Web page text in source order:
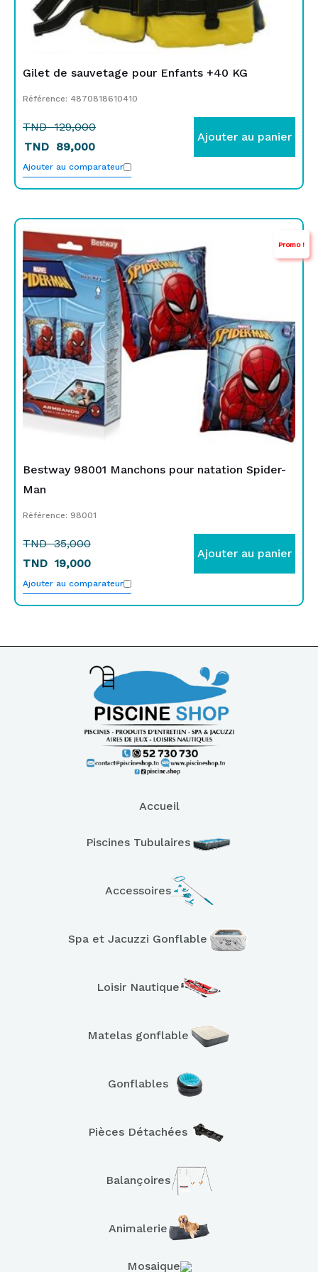
Gilet de sauvetage pour Enfants +40 KG
Référence: 4870818610410
TND129,000
TND 89,000
Ajouter au panier
Ajouter au comparateur
Promo !
Bestway 98001 Manchons pour natation Spider-
Man
Référence: 98001
TND35,000
prix
initial
était :
TND
35,000.
TND 19,000
prix
actuel
est :
TND
19,000.
Ajouter au panier
Ajouter au comparateur
Accueil
Piscines Tubulaires
Accessoires
Spa et Jacuzzi Gonflable
Loisir Nautique
Matelas gonflable
Gonflables
Pièces Détachées
Balançoires
Animalerie
Mosaique